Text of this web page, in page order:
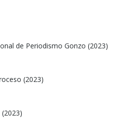
de Periodismo Gonzo (2023)
(2023)